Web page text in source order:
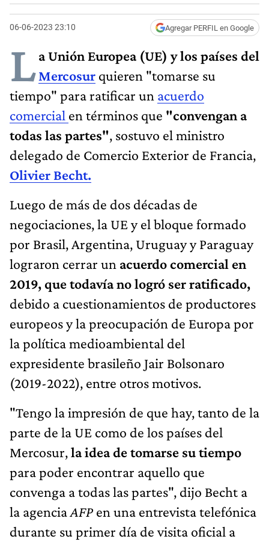
06-06-2023 23:10 Agregar PERFIL en Google
La Unión Europea (UE) y los países del
Mercosur quieren "tomarse su
tiempo" para ratificar un acuerdo
comercial en términos que "convengan a
todas las partes", sostuvo el ministro
delegado de Comercio Exterior de Francia,
Olivier Becht.
Luego de más de dos décadas de
negociaciones, la UE y el bloque formado
por Brasil, Argentina, Uruguay y Paraguay
lograron cerrar un acuerdo comercial en
2019, que todavía no logró ser ratificado,
debido a cuestionamientos de productores
europeos y la preocupación de Europa por
la política medioambiental del
expresidente brasileño Jair Bolsonaro
(2019-2022), entre otros motivos.
"Tengo la impresión de que hay, tanto de la
parte de la UE como de los países del
Mercosur,la idea de tomarse su tiempo
para poder encontrar aquello que
convenga a todas las partes", dijo Becht a
la agenciaAFP en una entrevista telefónica
durante su primer día de visita oficial a